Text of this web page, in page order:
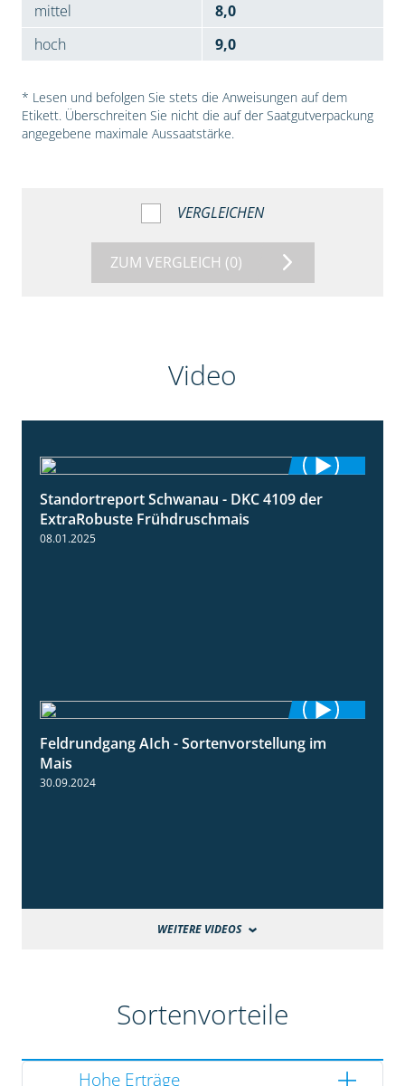
mittel
8,0
hoch
9,0
* Lesen und befolgen Sie stets die Anweisungen auf dem
Etikett. Überschreiten Sie nicht die auf der Saatgutverpackung
angegebene maximale Aussaatstärke.
VERGLEICHEN
ZUM VERGLEICH (0)
Video
0:46
Standortreport Schwanau - DKC 4109 der
ExtraRobuste Frühdruschmais
08.01.2025
11:24
Feldrundgang AIch - Sortenvorstellung im
Mais
30.09.2024
WEITERE VIDEOS
Sortenvorteile
Hohe Erträge